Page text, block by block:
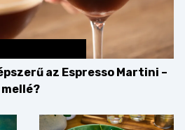
az Espresso Martini –